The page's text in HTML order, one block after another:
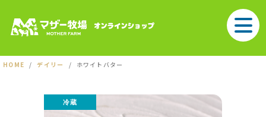
HOME デイリー ホワイトバター